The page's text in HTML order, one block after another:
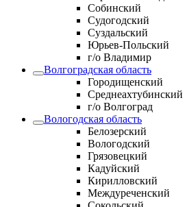
Собинский
Судогодский
Суздальский
Юрьев-Польский
г/о Владимир
Волгоградская область
Городищенский
Среднеахтубинский
г/о Волгоград
Вологодская область
Белозерский
Вологодский
Грязовецкий
Кадуйский
Кирилловский
Междуреченский